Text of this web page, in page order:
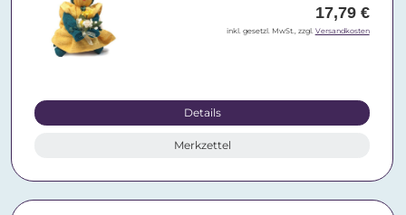
17,79 €
inkl. gesetzl. MwSt., zzgl. Versandkosten
Details
Merkzettel